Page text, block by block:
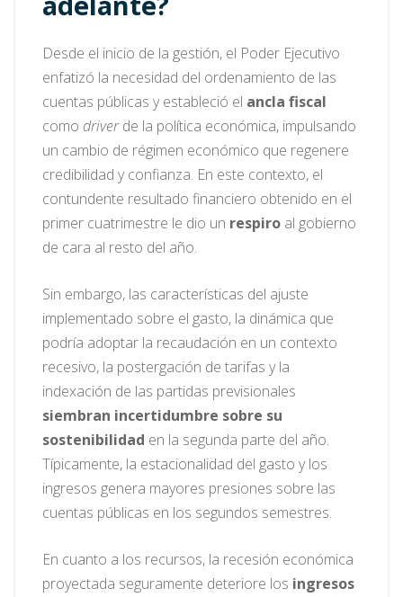
Desde el inicio de la gestión, el Poder Ejecutivo
enfatizó la necesidad del ordenamiento de las
cuentas públicas y estableció el ancla fiscal
como driverde la política económica, impulsando
un cambio de régimen económico que regenere
credibilidad y confianza. En este contexto, el
contundente resultado financiero obtenido en el
primer cuatrimestre le dio un respiro al gobierno
de cara al resto del año.
Sin embargo, las características del ajuste
implementado sobre el gasto, la dinámica que
podría adoptar la recaudación en un contexto
recesivo, la postergación de tarifas y la
indexación de las partidas previsionales
siembran incertidumbre sobre su
sostenibilidad en la segunda parte del año.
Típicamente, la estacionalidad del gasto y los
ingresos genera mayores presiones sobre las
cuentas públicas en los segundos semestres.
En cuanto a los recursos, la recesión económica
proyectada seguramente deteriore los ingresos